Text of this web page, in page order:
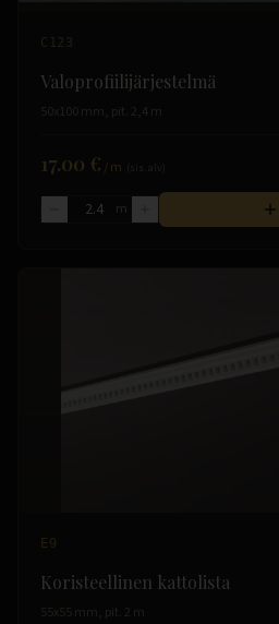
C123
Valoprofiilijärjestelmä
50x100 mm, pit. 2,4 m
17.00 € /m
m
E9
Koristeellinen kattolista
55x55 mm, pit. 2 m